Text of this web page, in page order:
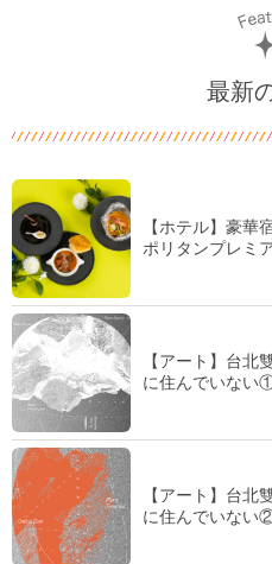
最新
【ホテル】豪華
ポリタンプレミ
【アート】台北
に住んでいない
【アート】台北
に住んでいない